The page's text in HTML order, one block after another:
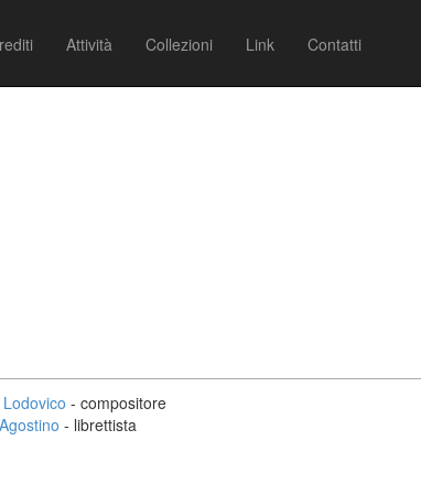
Attività Collezioni Link Contatti
- compositore
- librettista